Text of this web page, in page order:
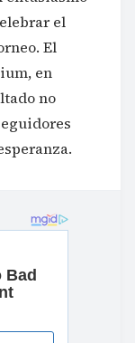
el
El
en
no